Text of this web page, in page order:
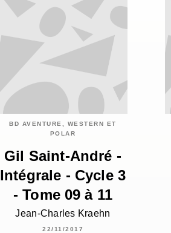
BD AVENTURE, WESTERN ET
POLAR
Gil Saint-André -
Intégrale - Cycle 3
- Tome 09 à 11
Jean-Charles Kraehn
22/11/2017